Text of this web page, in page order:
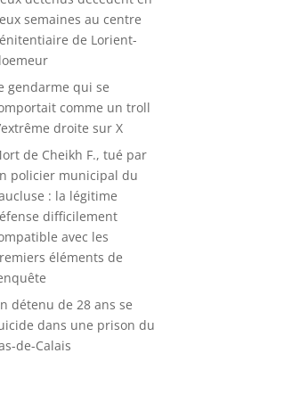
semaines au centre
de Lorient-
gendarme qui se
comme un troll
droite sur X
de Cheikh F., tué par
policier municipal du
: la légitime
difficilement
avec les
éléments de
détenu de 28 ans se
dans une prison du
de-Calais